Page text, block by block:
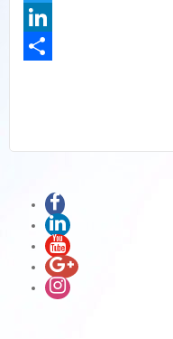
Twitter
LinkedIn